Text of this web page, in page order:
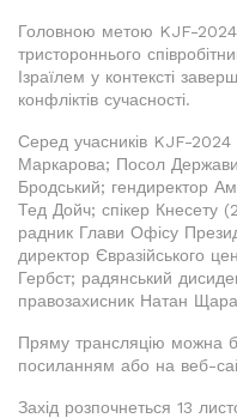
Головною метою KJF-2024
тристороннього
Ізраїлем у контексті
конфліктів сучасності.
Серед учасників KJF-
Маркарова; Посол Держави
Бродський; гендиректор
Тед Дойч; спікер Кнесету
радник Глави Офісу
директор Євразійського
Гербст; радянський
правозахисник Натан
Пряму трансляцію можна
посиланням або на веб-
Захід розпочнеться 13